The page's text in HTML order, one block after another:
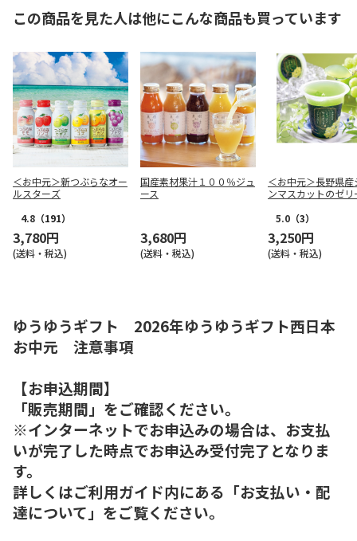
この商品を見た人は他にこんな商品も買っています
＜お中元＞新つぶらなオー
ルスターズ
4.8 （191）
3,780円
(送料・税込)
国産素材果汁１００％ジュ
ース
3,680円
(送料・税込)
＜お中元＞長野県産
ンマスカットのゼリ
5.0 （3）
3,250円
(送料・税込)
ゆうゆうギフト 2026年ゆうゆうギフト西日本
お中元 注意事項
【お申込期間】
「販売期間」をご確認ください。
※インターネットでお申込みの場合は、お支払
いが完了した時点でお申込み受付完了となりま
す。
詳しくはご利用ガイド内にある「お支払い・配
達について」をご覧ください。